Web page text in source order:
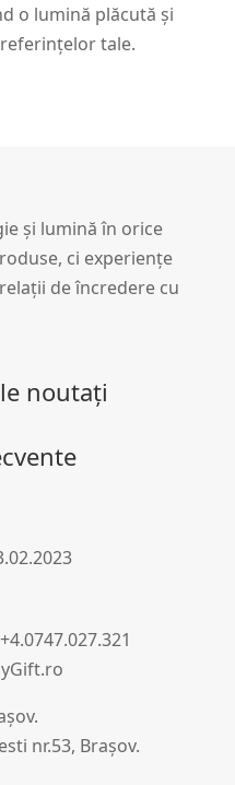
o lumină plăcută și
tale.
și lumină în orice
ci experiențe
de încredere cu
noutați
nr.53, Brașov.